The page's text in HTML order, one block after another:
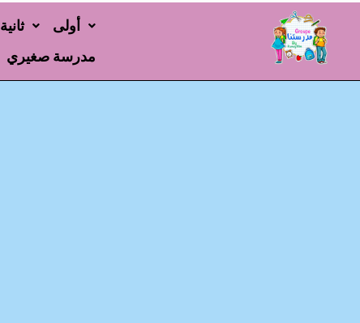
ثانية
أولى
مدرسة صغيري